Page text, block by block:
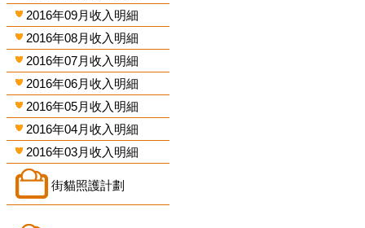
2016年09月收入明細
2016年08月收入明細
2016年07月收入明細
2016年06月收入明細
2016年05月收入明細
2016年04月收入明細
2016年03月收入明細
街貓照護計劃